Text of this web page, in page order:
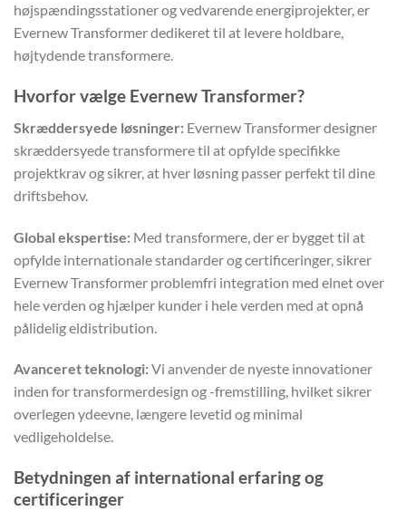
højspændingsstationer og vedvarende energiprojekter, er
Evernew Transformer dedikeret til at levere holdbare,
højtydende transformere.
Hvorfor vælge Evernew Transformer?
Skræddersyede løsninger: Evernew Transformer designer
skræddersyede transformere til at opfylde specifikke
projektkrav og sikrer, at hver løsning passer perfekt til dine
driftsbehov.
Global ekspertise: Med transformere, der er bygget til at
opfylde internationale standarder og certificeringer, sikrer
Evernew Transformer problemfri integration med elnet over
hele verden og hjælper kunder i hele verden med at opnå
pålidelig eldistribution.
Avanceret teknologi:Vi anvender de nyeste innovationer
inden for transformerdesign og -fremstilling, hvilket sikrer
overlegen ydeevne, længere levetid og minimal
vedligeholdelse.
Betydningen af international erfaring og
certificeringer